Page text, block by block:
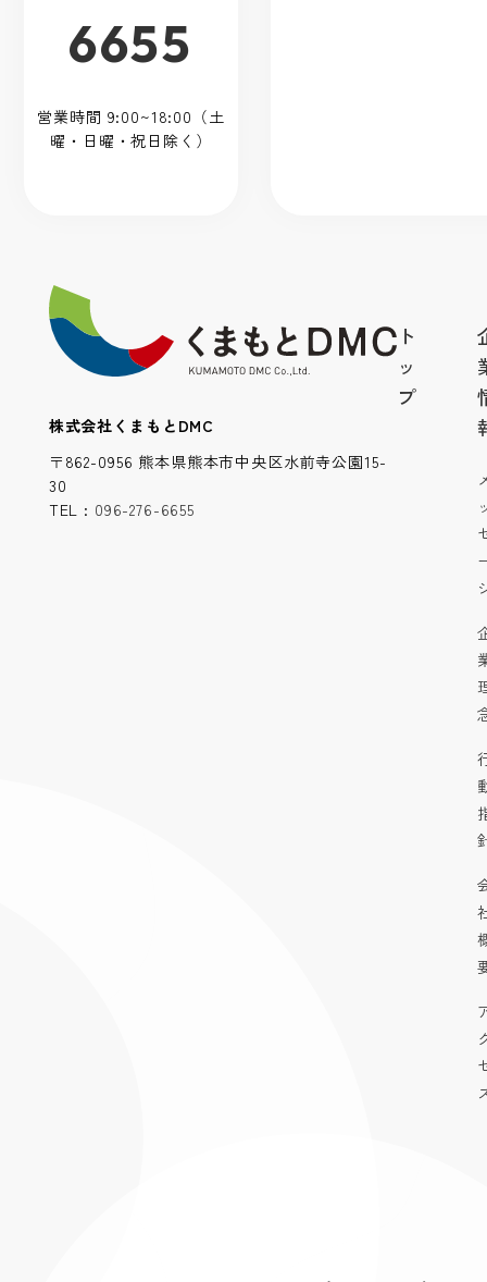
6655
営業時間 9:00~18:00（土
曜・日曜・祝日除く）
株式会社くまもとDMC
〒862-0956 熊本県熊本市中央区水前寺公園15-
30
TEL : 096-276-6655
ト
ッ
プ